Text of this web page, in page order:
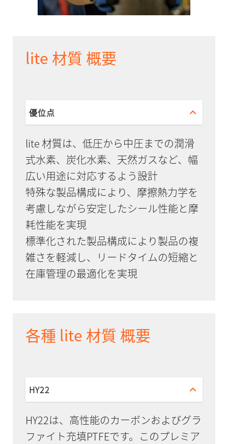
lite 材質 概要
優位点
lite 材質は、低圧から中圧までの潤滑
式水素、炭化水素、天然ガスなど、幅
広い用途に対応するよう設計
特殊な製品構成により、摩擦熱力学を
考慮しながら安定したシール性能と摩
耗性能を実現
標準化された製品構成により製品の複
雑さを軽減し、リードタイムの短縮と
在庫管理の最適化を実現
各種 lite 材質 概要
HY22
HY22は、高性能のカーボンおよびグラ
ファイト充填PTFEです。このプレミア